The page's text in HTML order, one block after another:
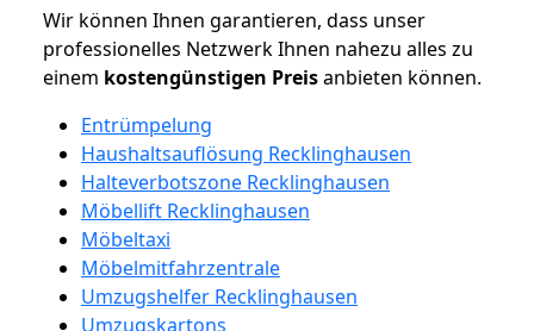
Wir können Ihnen garantieren, dass unser
professionelles Netzwerk Ihnen nahezu alles zu
einem kostengünstigen Preisanbieten können.
Entrümpelung
Haushaltsauflösung Recklinghausen
Halteverbotszone Recklinghausen
Möbellift Recklinghausen
Möbeltaxi
Möbelmitfahrzentrale
Umzugshelfer Recklinghausen
Umzugskartons